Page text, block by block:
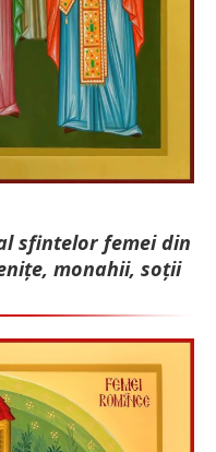
sfintelor femei din
monahii, soții